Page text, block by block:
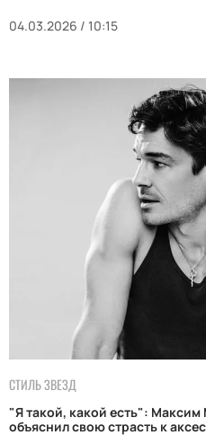
04.03.2026 / 10:15
СТИЛЬ ЗВЕЗД
"Я такой, какой есть": Максим
объяснил свою страсть к